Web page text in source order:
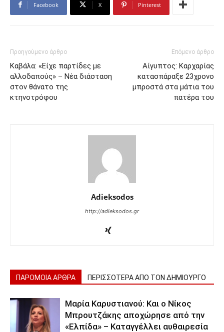
Facebook X Pinterest
Προηγούμενο άρθρο
Καβάλα: «Είχε παρτίδες με
αλλοδαπούς» – Νέα διάσταση
στον θάνατο της
κτηνοτρόφου
Επόμενο άρθρο
Αίγυπτος: Καρχαρίας
κατασπάραξε 23χρονο
μπροστά στα μάτια του
πατέρα του
Adieksodos
http://adieksodos.gr
ΠΑΡΟΜΟΙΑ ΑΡΘΡΑ ΠΕΡΙΣΣΟΤΕΡΑ ΑΠΟ ΤΟΝ ΔΗΜΙΟΥΡΓΟ
Μαρία Καρυστιανού: Και ο Νίκος
Μπρουτζάκης αποχώρησε από την
«Ελπίδα» – Καταγγέλλει αυθαιρεσία